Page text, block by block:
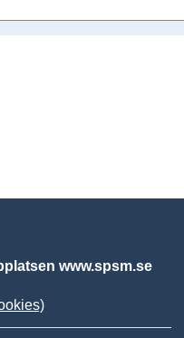
www.spsm.se